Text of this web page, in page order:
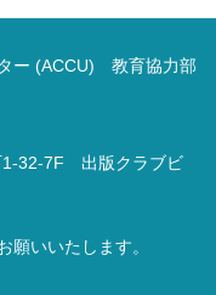
ー (ACCU) 教育協力部
1-32-7F 出版クラブビ
いいたします。